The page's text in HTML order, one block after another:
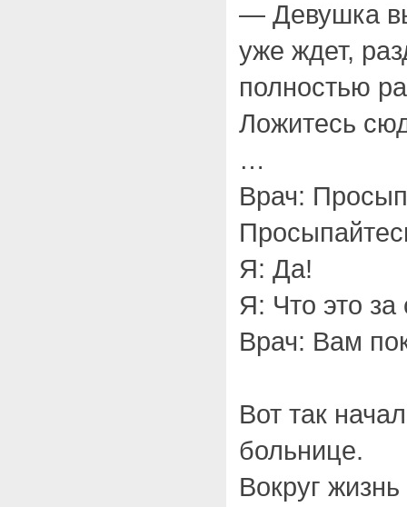
— Девушка
уже ждет,
полностью
Ложитесь
…
Врач:
Я: Да!
Я: Что это за
Врач: Вам
Вот так
больнице.
Вокруг